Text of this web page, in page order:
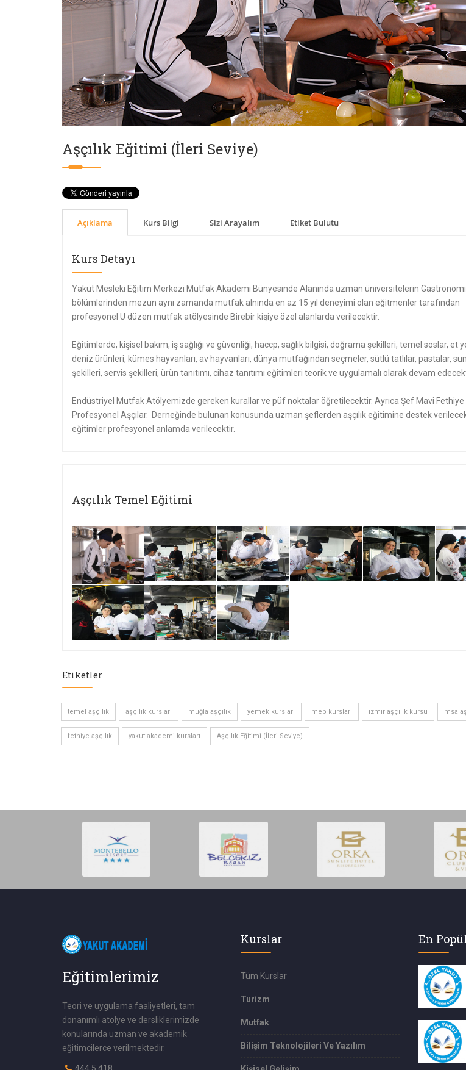
Aşçılık Eğitimi (İleri Seviye)
Açıklama Kurs Bilgi Sizi Arayalım Etiket Bulutu
Kurs Detayı
Yakut Mesleki Eğitim Merkezi Mutfak Akademi Bünyesinde Alanında uzman üniversitelerin Gastronomi
bölümlerinden mezun aynı zamanda mutfak alnında en az 15 yıl deneyimi olan eğitmenler tarafından
profesyonel U düzen mutfak atölyesinde Birebir kişiye özel alanlarda verilecektir.
Eğitimlerde, kişisel bakım, iş sağlığı ve güvenliği, haccp, sağlık bilgisi, doğrama şekilleri, temel soslar, et
deniz ürünleri, kümes hayvanları, av hayvanları, dünya mutfağından seçmeler, sütlü tatlılar, pastalar,
şekilleri, servis şekilleri, ürün tanıtımı, cihaz tanıtımı eğitimleri teorik ve uygulamalı olarak devam
Endüstriyel Mutfak Atölyemizde gereken kurallar ve püf noktalar öğretilecektir. Ayrıca Şef Mavi Fethiye
Profesyonel Aşçılar. Derneğinde bulunan konusunda uzman şeflerden aşçılık eğitimine destek
eğitimler profesyonel anlamda verilecektir.
Aşçılık Temel Eğitimi
Etiketler
temel aşçılık aşçılık kursları muğla aşçılık yemek kursları meb kursları izmir aşçılık kursu msa
fethiye aşçılık yakut akademi kursları Aşçılık Eğitimi (İleri Seviye)
Eğitimlerimiz
Teori ve uygulama faaliyetleri, tam
donanımlı atolye ve dersliklerimizde
konularında uzman ve akademik
eğitimcilerce verilmektedir.
444 5 418
Kurslar
Tüm Kurslar
Turizm
Mutfak
Bilişim Teknolojileri Ve Yazılım
En